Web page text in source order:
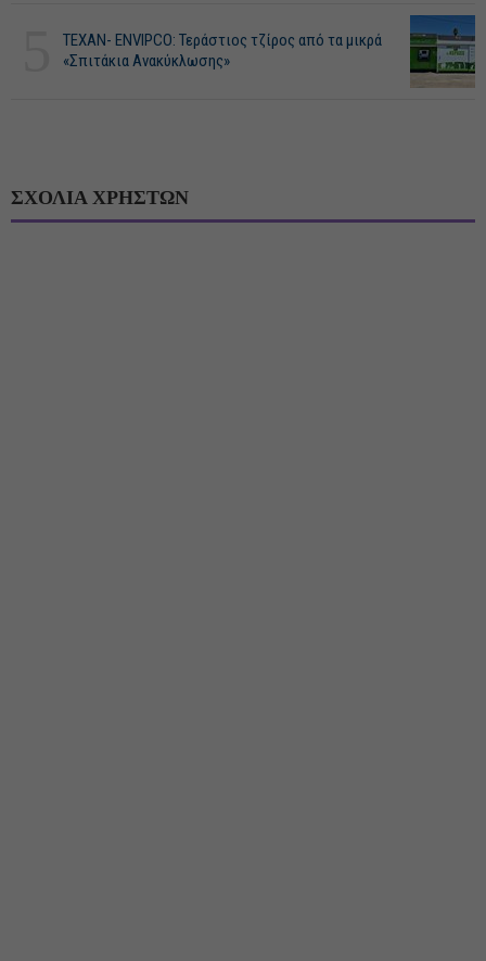
ΤΕΧΑΝ- ENVIPCO: Τεράστιος τζίρος από τα μικρά
«Σπιτάκια Ανακύκλωσης»
ΣΧΟΛΙΑ ΧΡΗΣΤΩΝ